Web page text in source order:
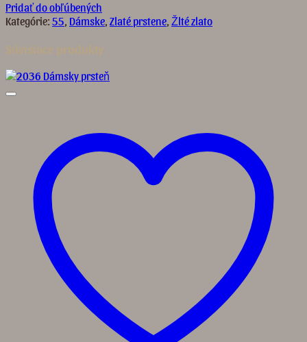
Pridať do obľúbených
Kategórie: 55, Dámske, Zlaté prstene, Žlté zlato
Súvisiace produkty